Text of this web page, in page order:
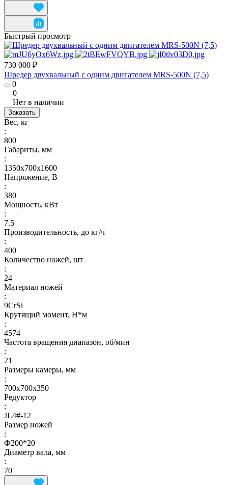
Быстрый просмотр
730 000 ₽
Шредер двухвальный с одним двигателем MRS-500N (7,5)
0
0
Нет в наличии
Заказать
Вес, кг
:
800
Габариты, мм
:
1350х700х1600
Напряжение, В
:
380
Мощность, кВт
:
7.5
Производительность, до кг/ч
:
400
Количество ножей, шт
:
24
Материал ножей
:
9CrSi
Крутящий момент, Н*м
:
4574
Частота вращения диапазон, об/мин
:
21
Размеры камеры, мм
:
700x700x350
Редуктор
:
JL4#-12
Размер ножей
:
Ф200*20
Диаметр вала, мм
:
70